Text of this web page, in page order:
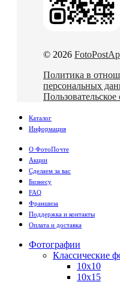
© 2026
Политика в
персональных
Каталог
Информация
О ФотоПочте
Акции
Сделаем за вас
Бизнесу
FAQ
Франшиза
Поддержка и контакты
Оплата и доставка
Фотографии
Классические
10х10
10х15